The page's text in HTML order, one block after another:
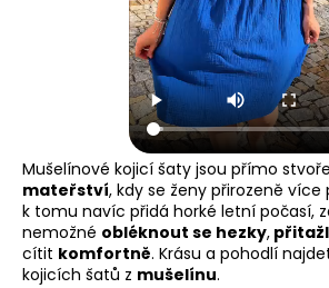
Mušelínové kojicí šaty jsou přímo
mateřství, kdy se ženy přirozeně více
k tomu navíc přidá horké letní počasí,
nemožné obléknout se hezky,
cítit komfortně. Krásu a pohodlí
kojicích šatů z mušelínu.